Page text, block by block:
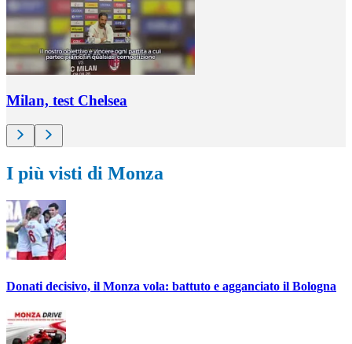
Milan, test Chelsea
I più visti di Monza
Donati decisivo, il Monza vola: battuto e agganciato il Bologna